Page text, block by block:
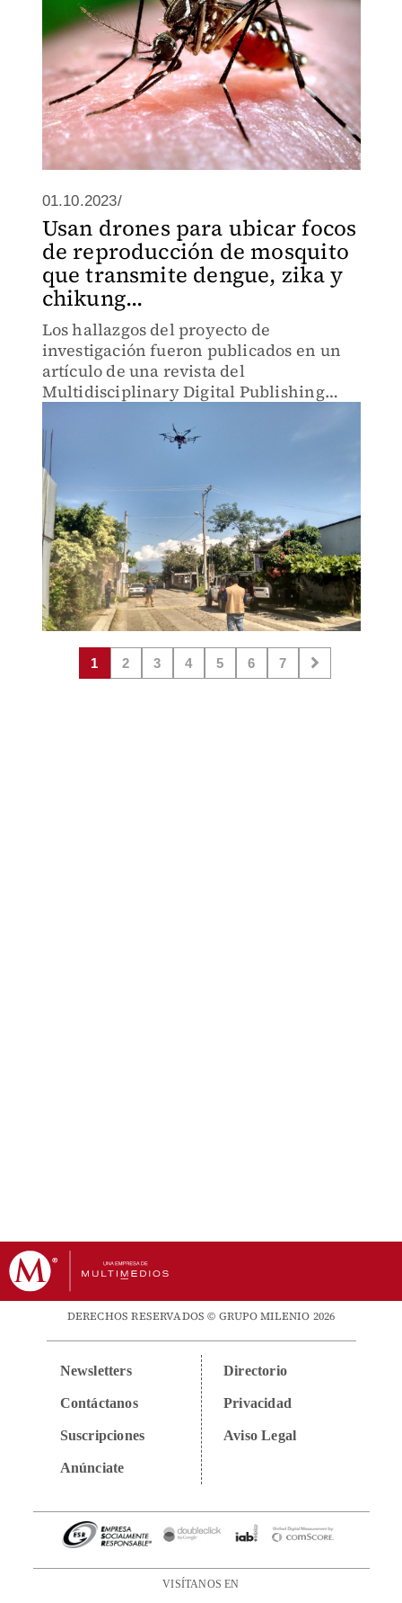
01.10.2023/
Usan drones para ubicar focos
de reproducción de mosquito
que transmite dengue, zika y
chikung...
Los hallazgos del proyecto de
investigación fueron publicados en un
artículo de una revista del
Multidisciplinary Digital Publishing
1 2 3 4 5 6 7
DERECHOS RESERVADOS © GRUPO MILENIO 2026
Newsletters
Contáctanos
Suscripciones
Anúnciate
Directorio
Privacidad
Aviso Legal
VISÍTANOS EN